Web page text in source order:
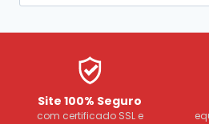
Site 100% Seguro
com certificado SSL e